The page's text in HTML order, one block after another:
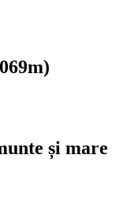
și mare